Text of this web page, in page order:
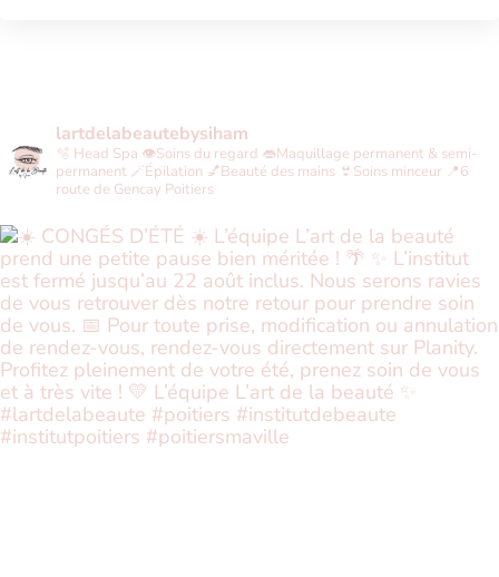
lartdelabeautebysiham
🫧 Head Spa 👁Soins du regard 👄Maquillage permanent & semi-
permanent 🪄Épilation 💅Beauté des mains 👙Soins minceur
📍6
route de Gencay Poitiers